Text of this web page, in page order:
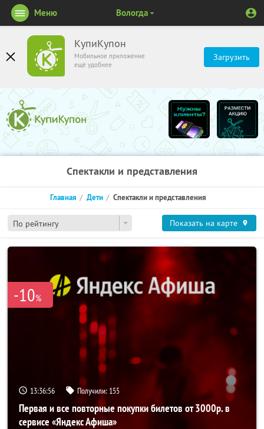
КупиКупон
Мобильное приложение
ещё удобнее
Загрузить
Меню Вологда
Спектакли и представления
По рейтингу
Главная Дети Спектакли и представления
Показать на карте
-10%
13:36:56 Получили: 155
Первая и все повторные покупки билетов от 3000р. в
сервисе «Яндекс Афиша»